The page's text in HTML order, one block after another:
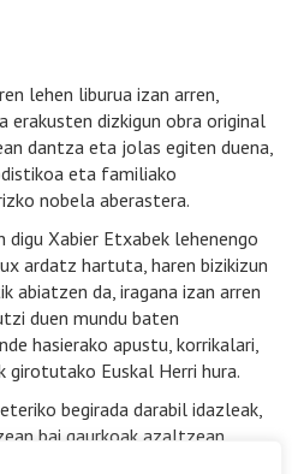
lehen liburua izan arren,
erakusten dizkigun obra original
dantza eta jolas egiten duena,
eta familiako
nobela aberastera.
Xabier Etxabek lehenengo
ardatz hartuta, haren bizikizun
abiatzen da, iragana izan arren
duen mundu baten
hasierako apustu, korrikalari,
Euskal Herri hura.
begirada darabil idazleak,
bai gaurkoak azaltzean,